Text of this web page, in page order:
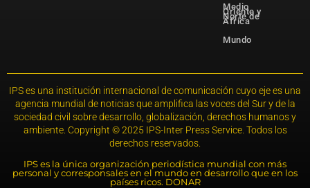
Medio
Oriente y
Norte de
África
Mundo
IPS es una institución internacional de comunicación cuyo eje es una
agencia mundial de noticias que amplifica las voces del Sur y de la
sociedad civil sobre desarrollo, globalización, derechos humanos y
ambiente. Copyright © 2025 IPS-Inter Press Service. Todos los
derechos reservados.
IPS es la única organización periodística mundial con más
personal y corresponsales en el mundo en desarrollo que en los
países ricos. DONAR